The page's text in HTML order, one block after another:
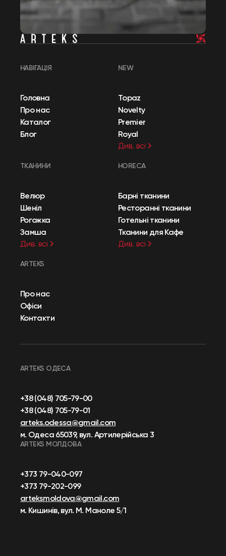
НАВІГАЦІЯ
Головна
Про нас
Каталог
Блог
NEW
Topaz
Novelty
Premier
Royal
Див. всі
ТКАНИНИ
Велюр
Шеніл
Рогожка
Замша
Див. всі
HORECA
Барні тканини
Ресторанні тканини
Готельні тканини
Тканини для Кафе
Див. всі
ARTEKS
Про нас
Офіси
Контакти
ARTEKS ОДЕСА
+38 (048) 705-79-00
+38 (048) 705-79-01
arteks.odessa@gmail.com
м. Одеса 65039, вул. Артилерійська 3
ARTEKS МОЛДОВА
+373 79-040-097
+373 79-202-099
arteksmoldova@gmail.com
м. Кишинів, вул. М. Маноле 5/1